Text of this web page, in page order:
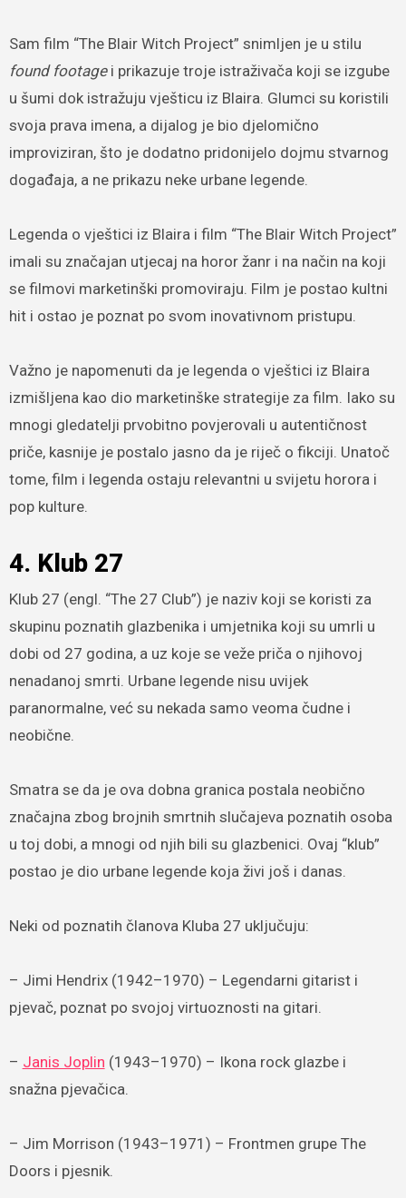
Sam film “The Blair Witch Project” snimljen je u stilu
found footagei prikazuje troje istraživača koji se izgube
u šumi dok istražuju vješticu iz Blaira. Glumci su koristili
svoja prava imena, a dijalog je bio djelomično
improviziran, što je dodatno pridonijelo dojmu stvarnog
događaja, a ne prikazu neke urbane legende.
Legenda o vještici iz Blaira i film “The Blair Witch Project”
imali su značajan utjecaj na horor žanr i na način na koji
se filmovi marketinški promoviraju. Film je postao kultni
hit i ostao je poznat po svom inovativnom pristupu.
Važno je napomenuti da je legenda o vještici iz Blaira
izmišljena kao dio marketinške strategije za film. Iako su
mnogi gledatelji prvobitno povjerovali u autentičnost
priče, kasnije je postalo jasno da je riječ o fikciji. Unatoč
tome, film i legenda ostaju relevantni u svijetu horora i
pop kulture.
4. Klub 27
Klub 27 (engl. “The 27 Club”) je naziv koji se koristi za
skupinu poznatih glazbenika i umjetnika koji su umrli u
dobi od 27 godina, a uz koje se veže priča o njihovoj
nenadanoj smrti. Urbane legende nisu uvijek
paranormalne, već su nekada samo veoma čudne i
neobične.
Smatra se da je ova dobna granica postala neobično
značajna zbog brojnih smrtnih slučajeva poznatih osoba
u toj dobi, a mnogi od njih bili su glazbenici. Ovaj “klub”
postao je dio urbane legende koja živi još i danas.
Neki od poznatih članova Kluba 27 uključuju:
– Jimi Hendrix (1942–1970) – Legendarni gitarist i
pjevač, poznat po svojoj virtuoznosti na gitari.
– Janis Joplin (1943–1970) – Ikona rock glazbe i
snažna pjevačica.
– Jim Morrison (1943–1971) – Frontmen grupe The
Doors i pjesnik.